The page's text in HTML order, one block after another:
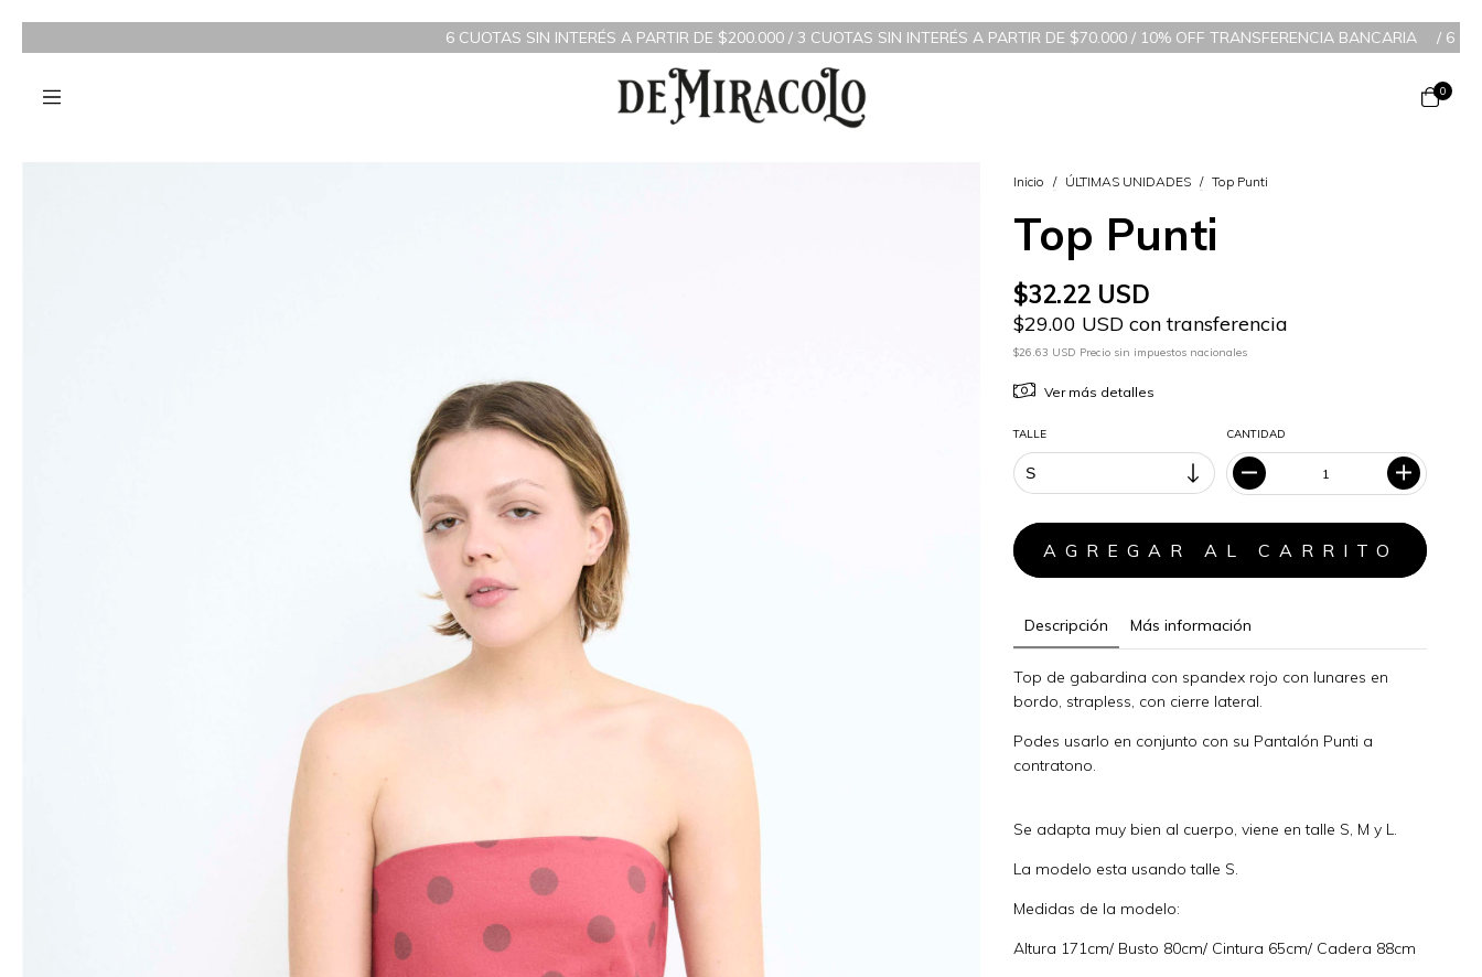
6 CUOTAS SIN INTERÉS A PARTIR DE $200.000 / 3 CUOTAS SIN INTERÉS A PARTIR DE $70.000 / 10% OFF TRANSFERENCIA BANCARIA /6 CUOTAS SIN
0
Inicio / ÚLTIMAS UNIDADES / Top Punti
Top Punti
$32.22 USD
$29.00 USD con transferencia
$26.63 USD Precio sin impuestos nacionales
Ver más detalles
TALLE CANTIDAD
Descripción Más información
Top de gabardina con spandex rojo con lunares en
bordo, strapless, con cierre lateral.
Podes usarlo en conjunto con su Pantalón Punti a
contratono.
Se adapta muy bien al cuerpo, viene en talle S, M y L.
La modelo esta usando talle S.
Medidas de la modelo:
Altura 171cm/ Busto 80cm/ Cintura 65cm/ Cadera 88cm